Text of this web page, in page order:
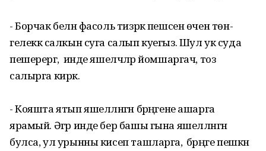
- Борчак белән фасоль тизрәк пешсен өчен төн­
гелеккә салкын суга салып куе­гыз. Шул ук суда
пеше­рергә, ә инде яшелчәләр йомшаргач, тоз
салырга ки­рәк.
- Кояшта ятып яшел­ләнгән бәрәңгене ашарга
ярамый. Әгәр инде бер башы гына яшелләнгән
булса, ул урынны кисеп ташларга, ә бәрәңге пешкән